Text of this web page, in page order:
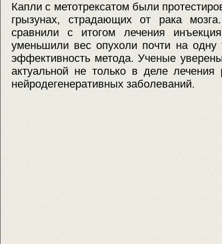
Капли с метотрексатом были
грызунах, страдающих от рака
сравнили с итогом лечения
уменьшили вес опухоли почти на одну
эффективность метода. Ученые
актуальной не только в деле
нейродегенеративных заболеваний.